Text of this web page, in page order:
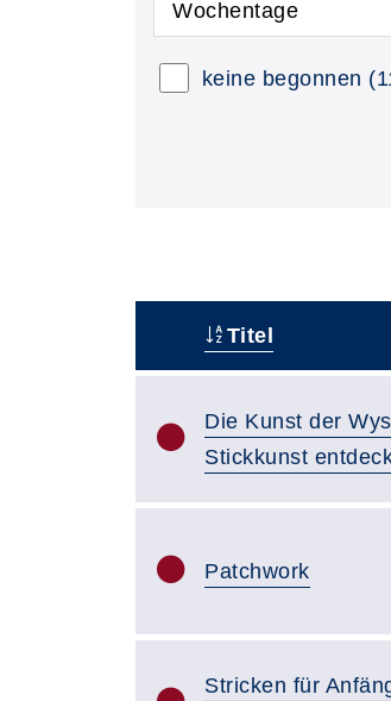
Wochentage
keine begonnen
Titel
Die Kunst der
Stickkunst
Patchwork
Stricken für